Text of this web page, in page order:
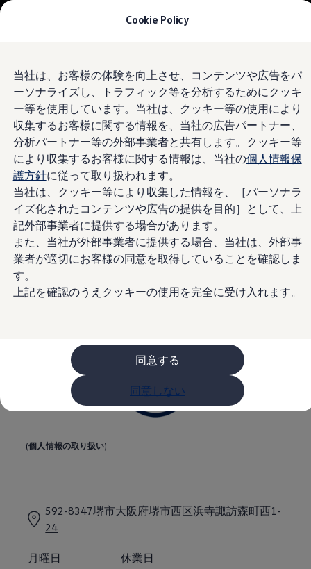
Cookie Policy
当社は、お客様の体験を向上させ、コンテンツや広告をパ
ーソナライズし、トラフィック等を分析するためにクッキ
ー等を使用しています。当社は、クッキー等の使用により
収集するお客様に関する情報を、当社の広告パートナー、
分析パートナー等の外部事業者と共有します。クッキー等
により収集するお客様に関する情報は、当社の個人情報保
護方針に従って取り扱われます。
当社は、クッキー等により収集した情報を、［パーソナラ
イズ化されたコンテンツや広告の提供を目的］として、上
記外部事業者に提供する場合があります。
また、当社が外部事業者に提供する場合、当社は、外部事
業者が適切にお客様の同意を取得していることを確認しま
す。
上記を確認のうえクッキーの使用を完全に受け入れます。
同意する
同意しない
main
content
to
footer
モデル＆見積りシミュレーション
セーフティ マイスター
ID. Buzz
T-Cross
Tiguan
Golf
Golf GTI
Golf R
Golf Variant
Golf R Variant
Passat
ID.4
Polo
Polo GTI
Golf Touran
T-Roc
T-Roc R
フォルクスワーゲンマガジン
キャンペーン/イベント
レビュー動画
オファー
Golf お乗り換えを10万円補助
Tiguan 購入後、5年間の安心サポートが無償
Golf Variant お乗り換えを10万円補助
Volkswagenアンバサダープログラム
ファイナンシャルサービス
フォルクスワーゲン自動車保険プラス
Volkswagen Card
カスタマーポータル 登録・ログイン
Match Maker 登録・ログイン
補助金・エコカー優遇制度
Volkswagen浜寺
4.8|280 レビュー
(個人情報の取り扱い)
592-8347堺市大阪府堺市西区浜寺諏訪森町西1-
24
月曜日
休業日